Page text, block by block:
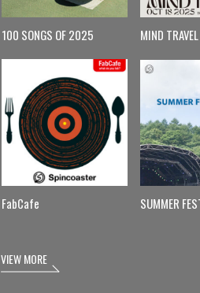
100 SONGS OF 2025
FabCafe
MIND TRAVEL
SUMMER
VIEW MORE